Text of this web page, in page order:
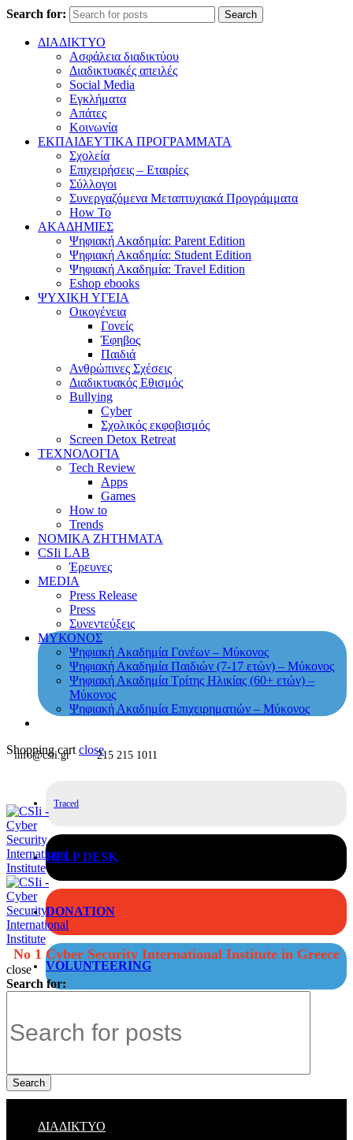
Search for: Search
ΔΙΑΔΙΚΤΥΟ
Ασφάλεια διαδικτύου
Διαδικτυακές απειλές
Social Media
Εγκλήματα
Απάτες
Κοινωνία
ΕΚΠΑΙΔΕΥΤΙΚΑ ΠΡΟΓΡΑΜΜΑΤΑ
Σχολεία
Επιχειρήσεις – Εταιρίες
Σύλλογοι
Συνεργαζόμενα Μεταπτυχιακά Προγράμματα
How To
ΑΚΑΔΗΜΙΕΣ
Ψηφιακή Ακαδημία: Parent Edition
Ψηφιακή Ακαδημία: Student Edition
Ψηφιακή Ακαδημία: Travel Edition
Eshop ebooks
ΨΥΧΙΚΗ ΥΓΕΙΑ
Οικογένεια
Γονείς
Έφηβος
Παιδιά
Ανθρώπινες Σχέσεις
Διαδικτυακός Εθισμός
Bullying
Cyber
Σχολικός εκφοβισμός
Screen Detox Retreat
ΤΕΧΝΟΛΟΓΙΑ
Tech Review
Apps
Games
How to
Trends
ΝΟΜΙΚΑ ΖΗΤΗΜΑΤΑ
CSIi LAB
Έρευνες
MEDIA
Press Release
Press
Συνεντεύξεις
ΜΥΚΟΝΟΣ
Ψηφιακή Ακαδημία Γονέων – Μύκονος
Ψηφιακή Ακαδημία Παιδιών (7-17 ετών) – Μύκονος
Ψηφιακή Ακαδημία Τρίτης Ηλικίας (60+ ετών) –
Μύκονος
Ψηφιακή Ακαδημία Επιχειρηματιών – Μύκονος
Shopping cart close
info@csii.gr 215 215 1011
Traced
HELP DESK
DONATION
VOLUNTEERING
No 1 Cyber Security International Institute in Greece
close
Search for:
Search
ΔΙΑΔΙΚΤΥΟ